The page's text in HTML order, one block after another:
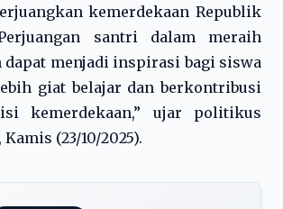
kemerdekaan Republik
santri dalam meraih
dapat menjadi inspirasi bagi siswa
giat belajar dan berkontribusi
kemerdekaan,” ujar politikus
(23/10/2025).